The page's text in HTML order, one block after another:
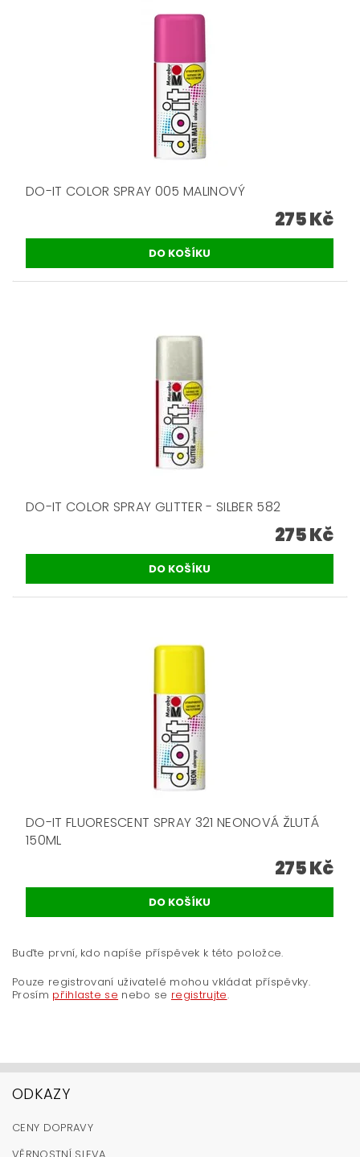
DO-IT COLOR SPRAY 005 MALINOVÝ
275 Kč
DO-IT COLOR SPRAY GLITTER - SILBER 582
275 Kč
DO-IT FLUORESCENT SPRAY 321 NEONOVÁ ŽLUTÁ
150ML
275 Kč
Buďte první, kdo napíše příspěvek k této položce.
Pouze registrovaní uživatelé mohou vkládat příspěvky.
Prosím přihlaste se nebo se registrujte.
ODKAZY
CENY DOPRAVY